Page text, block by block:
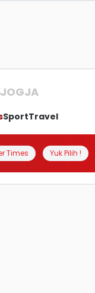
JOGJA
SportTravel
Times Yuk Pilih !